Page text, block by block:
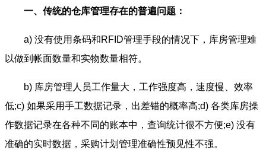
一、传统的仓库管理存在的普遍问题：
a) 没有使用条码和RFID管理手段的情况下，库房管理难
以做到帐面数量和实物数量相符。
b) 库房管理人员工作量大，工作强度高，速度慢、效率
低;c) 如果采用手工数据记录，出差错的概率高;d) 各类库房操
作数据记录在各种不同的账本中，查询统计很不方便;e) 没有
准确的实时数据，采购计划管理准确性预见性不强。